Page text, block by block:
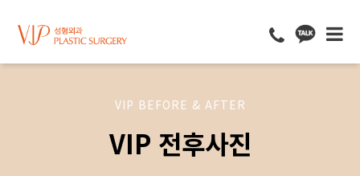
VIP BEFORE & AFTER
VIP 전후사진